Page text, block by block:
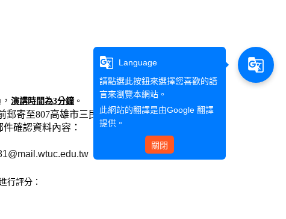
， 演講時間為3分鐘。
郵寄至807高雄市三民區民族一路
確認資料內容：
行評分：
g_translate
Language
請點選此按鈕來選擇您喜歡的語
言來瀏覽本網站。
此網站的翻譯是由Google 翻譯
提供。
關閉
g_translate